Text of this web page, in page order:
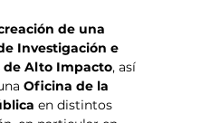
de una
Investigación e
de Alto Impacto, así
Oficina de la
en distintos